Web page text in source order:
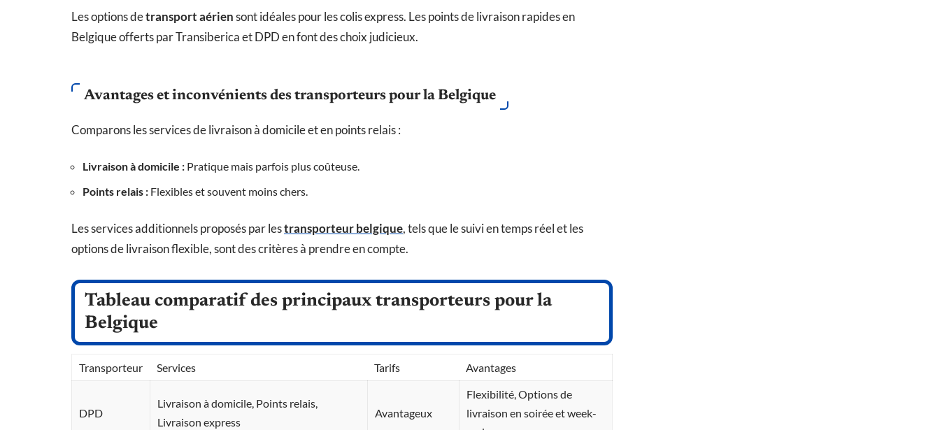
Les options detransport aériensont idéales pour les colis express. Les points de livraison rapides en
Belgique offerts par Transiberica et DPD en font des choix judicieux.
Avantages et inconvénients des transporteurs pour la Belgique
Comparons les services de livraison à domicile et en points relais :
Livraison à domicile : Pratique mais parfois plus coûteuse.
Points relais : Flexibles et souvent moins chers.
Les services additionnels proposés par lestransporteur belgique, tels que le suivi en temps réel et les
options de livraison flexible, sont des critères à prendre en compte.
Tableau comparatif des principaux transporteurs pour la
Belgique
Transporteur Services Tarifs Avantages
DPD
Livraison à domicile, Points relais,
Livraison express
Avantageux
Flexibilité, Options de
livraison en soirée et week-